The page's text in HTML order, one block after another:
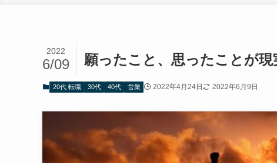
願ったこと、思ったことが現
2022
6/09
20代 転職 30代 40代 営業 2022年4月24日 2022年6月9日